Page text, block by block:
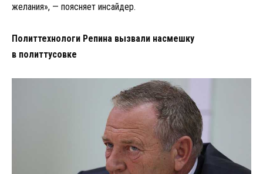
желания», — поясняет инсайдер.
Политтехнологи Репина вызвали насмешку
в политтусовке